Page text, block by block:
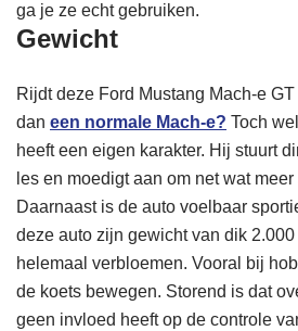
ga je ze echt gebruiken.
Gewicht
Rijdt deze Ford Mustang Mach-e
dan een normale Mach-e? Toch
heeft een eigen karakter. Hij stuurt
les en moedigt aan om net wat
Daarnaast is de auto voelbaar
deze auto zijn gewicht van dik
helemaal verbloemen. Vooral bij
de koets bewegen. Storend is dat
geen invloed heeft op de controle